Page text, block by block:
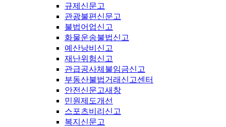
규제신문고
관광불편신문고
불법어업신고
화물운송불법신고
예산낭비신고
재난위험신고
관급공사체불임금신고
부동산불법거래신고센터
안전신문고새창
민원제도개선
스포츠비리신고
복지신문고